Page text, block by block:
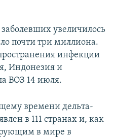
увеличилось
почти три миллиона.
инфекции
Индонезия и
ВОЗ 14 июля.
времени дельта-
в 111 странах и, как
в мире в